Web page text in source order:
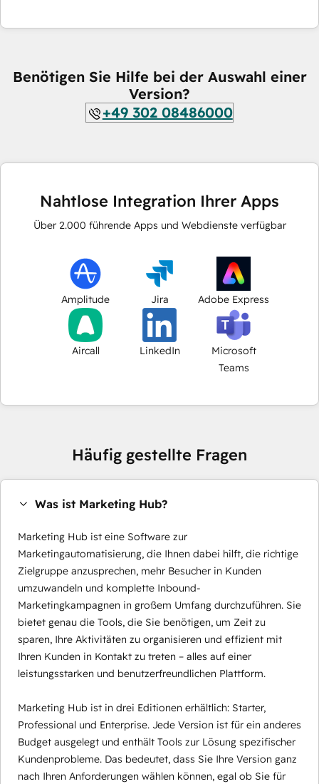
Benötigen Sie Hilfe bei der Auswahl einer
Version?
+49 302 08486000
Nahtlose Integration Ihrer Apps
Über 2.000 führende Apps und Webdienste verfügbar
Amplitude Jira Adobe Express
Aircall LinkedIn
Microsoft
Teams
Häufig gestellte Fragen
Was ist Marketing Hub?
Marketing Hub ist eine Software zur
Marketingautomatisierung, die Ihnen dabei hilft, die richtige
Zielgruppe anzusprechen, mehr Besucher in Kunden
umzuwandeln und komplette Inbound-
Marketingkampagnen in großem Umfang durchzuführen. Sie
bietet genau die Tools, die Sie benötigen, um Zeit zu
sparen, Ihre Aktivitäten zu organisieren und effizient mit
Ihren Kunden in Kontakt zu treten – alles auf einer
leistungsstarken und benutzerfreundlichen Plattform.
Marketing Hub ist in drei Editionen erhältlich: Starter,
Professional und Enterprise. Jede Version ist für ein anderes
Budget ausgelegt und enthält Tools zur Lösung spezifischer
Kundenprobleme. Das bedeutet, dass Sie Ihre Version ganz
nach Ihren Anforderungen wählen können, egal ob Sie für